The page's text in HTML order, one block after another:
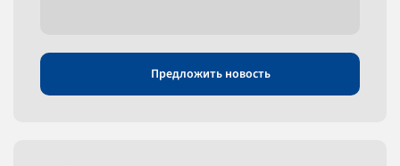
Предложить новость